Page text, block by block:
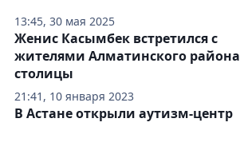
13:45, 30 мая 2025
21:41, 10 января 2023
Женис Касымбек встретился с
жителями Алматинского района
столицы
В Астане открыли аутизм-центр